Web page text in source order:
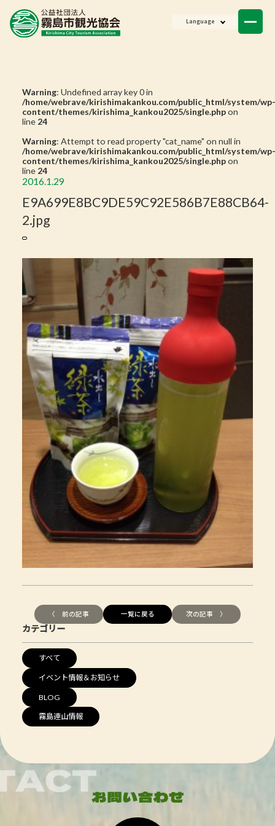
Language
Warning: Undefined array key 0 in
/home/webrave/kirishimakankou.com/public_html/system/wp-
content/themes/kirishima_kankou2025/single.phpon
line 24
Warning: Attempt to read property "cat_name" on null in
/home/webrave/kirishimakankou.com/public_html/system/wp-
content/themes/kirishima_kankou2025/single.phpon
line 24
2016.1.29
E9A699E8BC9DE59C92E586B7E88CB64-
2.jpg
〈 前の記事 一覧に戻る 次の記事 〉
カテゴリー
すべて
イベント情報＆お知らせ
BLOG
霧島連山情報